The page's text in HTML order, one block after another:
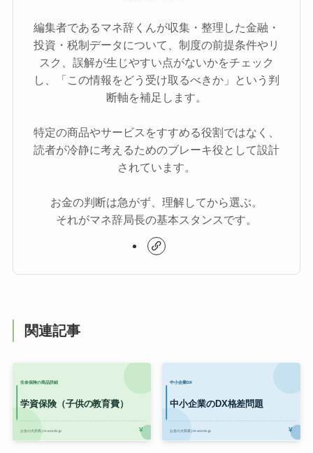
編集者であるマネ辞くんが収集・整理した金融・
投資・税制データについて、制度の前提条件やリ
スク、誤解が生じやすい点がないかをチェック
し、「この情報をどう受け取るべきか」という判
断軸を補足します。
特定の商品やサービスをすすめる役割ではなく、
読者が冷静に考えるためのブレーキ役として設計
されています。
お金の判断は急がず、理解してから選ぶ。
それがマネ辞局長の基本スタンスです。
関連記事